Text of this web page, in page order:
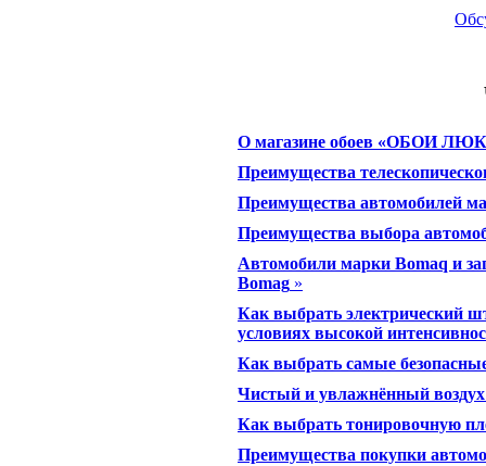
О магазине обоев «ОБОИ
Преимущества
Преимущества автомобилей
Преимущества выбора
Автомобили марки Bomaq и
Bomag »
Как выбрать электрический
условиях высокой
Как выбрать самые
Чистый и увлажнённый
Как выбрать тонировочную
Преимущества покупки